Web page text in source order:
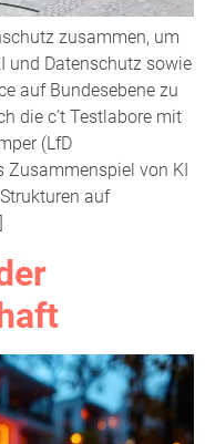
zusammen, um
und Datenschutz sowie
auf Bundesebene zu
die c’t Testlabore mit
(LfD
Zusammenspiel von KI
auf